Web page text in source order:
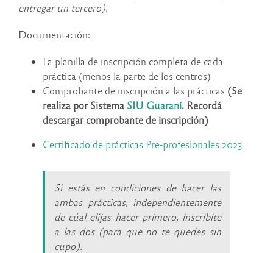
entregar un tercero).
Documentación:
La planilla de inscripción completa de cada
práctica (menos la parte de los centros)
Comprobante de inscripción a las prácticas (Se
realiza por Sistema SIU Guaraní. Recordá
descargar comprobante de inscripción)
Certificado de prácticas Pre-profesionales 2023
Si estás en condiciones de hacer las
ambas prácticas, independientemente
de cúal elijas hacer primero, inscribite
a las dos (para que no te quedes sin
cupo).